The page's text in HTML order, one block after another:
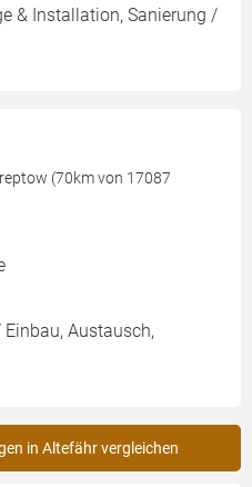
& Installation, Sanierung /
(70km von 17087
Austausch,
in Altefähr vergleichen